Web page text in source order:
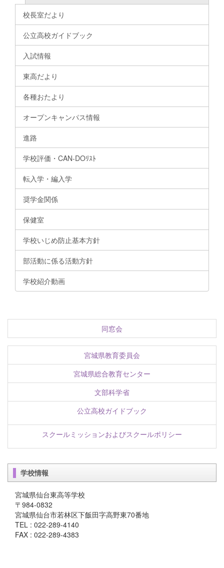
校長室だより
公立高校ガイドブック
入試情報
東高だより
各種おたより
オープンキャンパス情報
進路
学校評価・CAN-DOﾘｽﾄ
転入学・編入学
奨学金関係
保健室
学校いじめ防止基本方針
部活動に係る活動方針
学校紹介動画
同窓会
宮城県教育委員会
宮城県総合教育センター
文部科学省
公立高校ガイドブック
スクールミッションおよびスクールポリシー
学校情報
宮城県仙台東高等学校
〒984-0832
宮城県仙台市若林区下飯田字高野東70番地
TEL : 022-289-4140
FAX : 022-289-4383